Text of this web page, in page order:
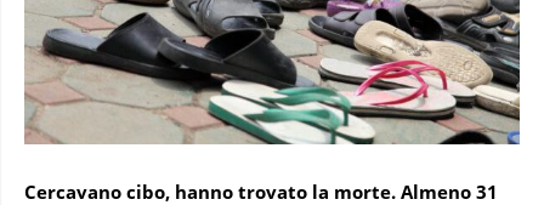
Cercavano cibo, hanno trovato la morte. Almeno 31